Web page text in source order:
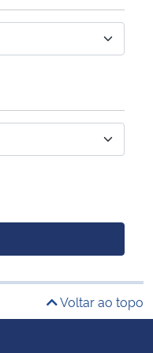
Voltar ao topo